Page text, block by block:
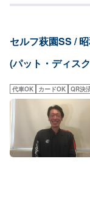
シリンダーOH(リア左
セルフ萩園SS /
(パット・ディス
代車OK カードOK QR決